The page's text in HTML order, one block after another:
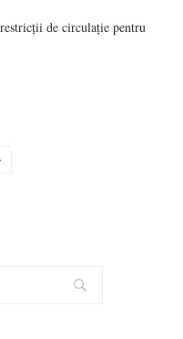
de circulație pentru